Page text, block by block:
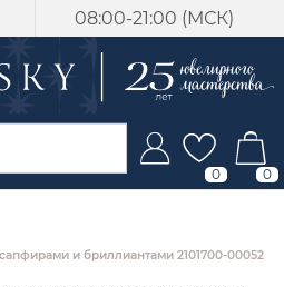
08:00-21:00 (МСК)
0 0
и бриллиантами 2101700-00052
с